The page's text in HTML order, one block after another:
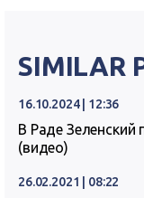
SIMILAR
16.10.2024 | 12:36
В Раде
(видео)
26.02.2021 | 08:22